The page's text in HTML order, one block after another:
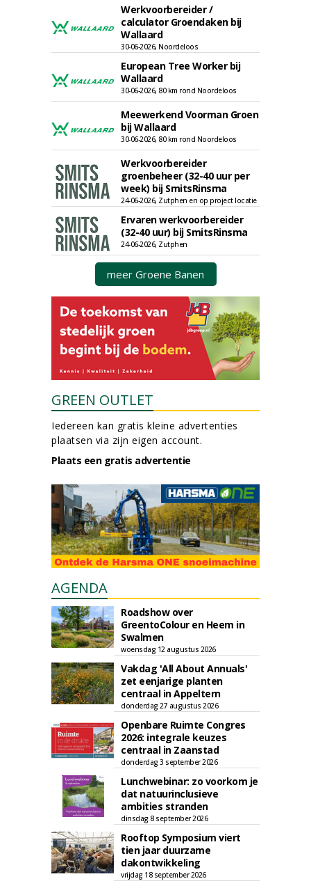
Werkvoorbereider /
calculator Groendaken bij
Wallaard
30-06-2026, Noordeloos
European Tree Worker bij
Wallaard
30-06-2026, 80 km rond Noordeloos
Meewerkend Voorman Groen
bij Wallaard
30-06-2026, 80 km rond Noordeloos
Werkvoorbereider
groenbeheer (32-40 uur per
week) bij SmitsRinsma
24-06-2026, Zutphen en op project locatie
Ervaren werkvoorbereider
(32-40 uur) bij SmitsRinsma
24-06-2026, Zutphen
meer Groene Banen
GREEN OUTLET
Iedereen kan gratis kleine advertenties
plaatsen via zijn eigen account.
Plaats een gratis advertentie
AGENDA
Roadshow over
GreentoColour en Heem in
Swalmen
woensdag 12 augustus 2026
Vakdag 'All About Annuals'
zet eenjarige planten
centraal in Appeltern
donderdag 27 augustus 2026
Openbare Ruimte Congres
2026: integrale keuzes
centraal in Zaanstad
donderdag 3 september 2026
Lunchwebinar: zo voorkom je
dat natuurinclusieve
ambities stranden
dinsdag 8 september 2026
Rooftop Symposium viert
tien jaar duurzame
dakontwikkeling
vrijdag 18 september 2026